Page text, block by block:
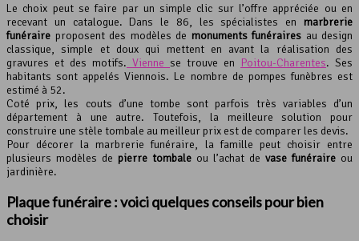
Le choix peut se faire par un simple clic sur l’offre appréciée ou en
recevant un catalogue. Dans le 86, les spécialistes en marbrerie
funéraire proposent des modèles de monuments funéraires au design
classique, simple et doux qui mettent en avant la réalisation des
gravures et des motifs. Vienne se trouve en Poitou-Charentes. Ses
habitants sont appelés Viennois. Le nombre de pompes funèbres est
estimé à 52.
Coté prix, les couts d’une tombe sont parfois très variables d’un
département à une autre. Toutefois, la meilleure solution pour
construire une stèle tombale au meilleur prix est de comparer les devis.
Pour décorer la marbrerie funéraire, la famille peut choisir entre
plusieurs modèles de pierre tombale ou l’achat de vase funéraire ou
jardinière.
Plaque funéraire : voici quelques conseils pour bien
choisir